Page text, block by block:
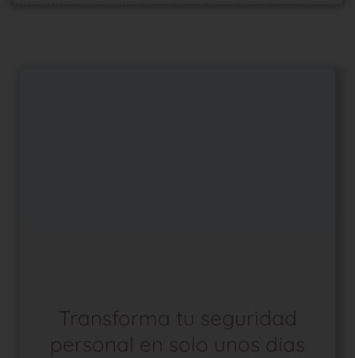
Transforma tu seguridad
personal en solo unos días